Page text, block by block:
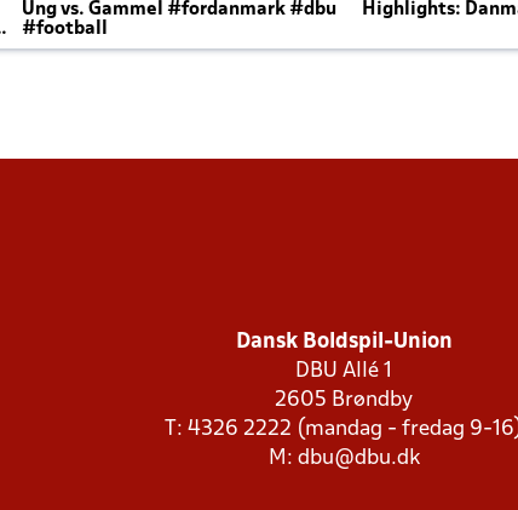
Ung vs. Gammel #fordanmark #dbu
#football
Highlights:
Dansk Boldspil-Union
DBU Allé 1
2605 Brøndby
T: 4326 2222 (mandag - fredag 9-
M: dbu@dbu.dk